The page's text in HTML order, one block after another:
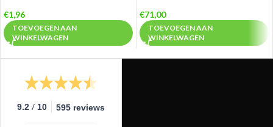
€1,96
TOEVOEGEN AAN
WINKELWAGEN
€71,00
TOEVOEGEN AAN
WINKELWAGEN
9.2 / 10 595 reviews